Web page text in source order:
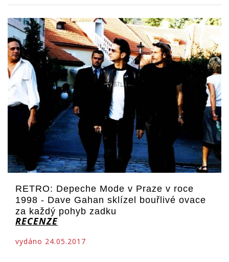
RETRO: Depeche Mode v Praze v roce
1998 - Dave Gahan sklízel bouřlivé ovace
za každý pohyb zadku
RECENZE
vydáno 24.05.2017